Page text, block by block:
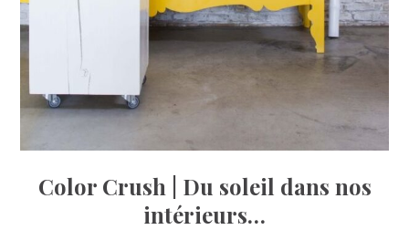
Color Crush | Du soleil dans nos
intérieurs…